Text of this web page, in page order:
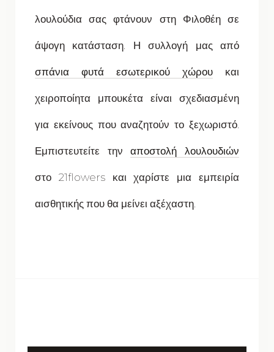
λουλούδια σας φτάνουν στη Φιλοθέη σε
άψογη κατάσταση. Η συλλογή μας από
σπάνια φυτά εσωτερικού χώρου και
χειροποίητα μπουκέτα είναι σχεδιασμένη
για εκείνους που αναζητούν το ξεχωριστό.
Εμπιστευτείτε τηναποστολή λουλουδιών
στο 21flowers και χαρίστε μια εμπειρία
αισθητικής που θα μείνει αξέχαστη.